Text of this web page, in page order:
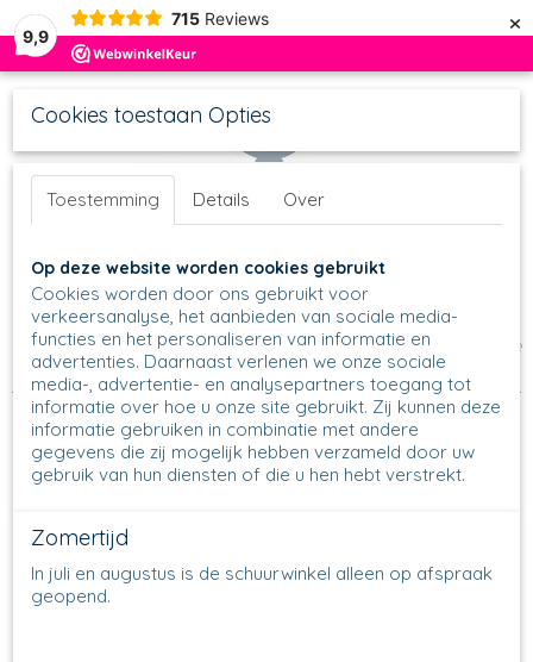
9,9
715 Reviews ×
Geen producten
Home>Thee & Koffie>Theepotten & Theelichten>
Theepotje
0.4 ltr>120 - Theepotje 0,4 ltr - Unikat - U4965
Cookies toestaan Opties
Toestemming Details Over
Op deze website worden cookies gebruikt
Cookies worden door ons gebruikt voor
verkeersanalyse, het aanbieden van sociale media-
functies en het personaliseren van informatie en
advertenties. Daarnaast verlenen we onze sociale
media-, advertentie- en analysepartners toegang tot
informatie over hoe u onze site gebruikt. Zij kunnen deze
informatie gebruiken in combinatie met andere
gegevens die zij mogelijk hebben verzameld door uw
gebruik van hun diensten of die u hen hebt verstrekt.
Zomertijd
In juli en augustus is de schuurwinkel alleen op afspraak
geopend.